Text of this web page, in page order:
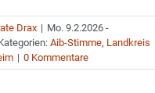
Drax | Mo. 9.2.2026 -
Aib-Stimme, Landkreis
| 0 Kommentare